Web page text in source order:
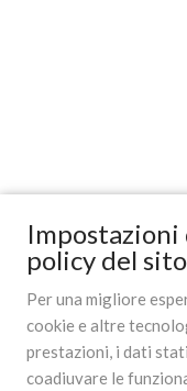
Impostazioni
policy del
Per una migliore
cookie e altre
prestazioni, i dati
coadiuvare le